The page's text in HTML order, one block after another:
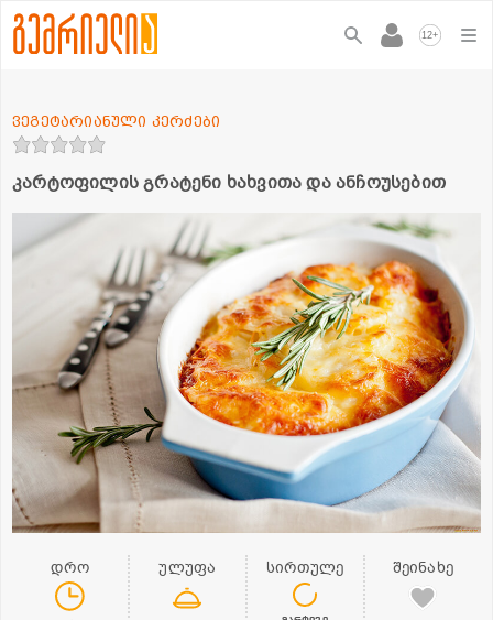
12+
კარტოფილის გრატენი ხახვითა და ანჩოუსებით
ვეგეტარიანული კერძები
დრო ულუფა სირთულე შეინახე